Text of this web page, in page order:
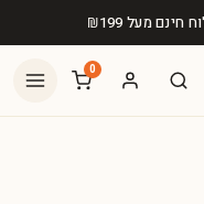
₪199
0